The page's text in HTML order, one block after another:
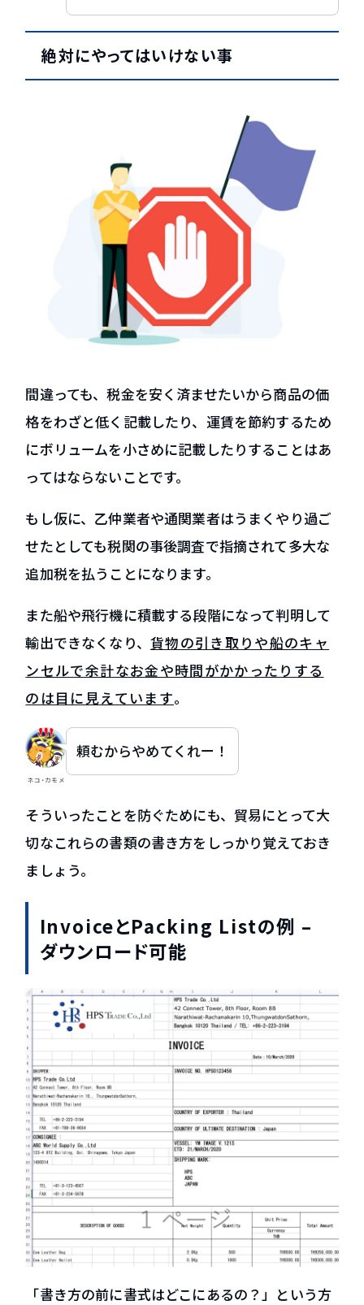
絶対にやってはいけない事
間違っても、税金を安く済ませたいから商品の価
格をわざと低く記載したり、運賃を節約するため
にボリュームを小さめに記載したりすることはあ
ってはならないことです。
もし仮に、乙仲業者や通関業者はうまくやり過ご
せたとしても税関の事後調査で指摘されて多大な
追加税を払うことになります。
また船や飛行機に積載する段階になって判明して
輸出できなくなり、 貨物の引き取りや船のキャ
ンセルで余計なお金や時間がかかったりする
のは目に見えています。
ネコ・カモメ
頼むからやめてくれー！
そういったことを防ぐためにも、貿易にとって大
切なこれらの書類の書き方をしっかり覚えておき
ましょう。
InvoiceとPacking Listの例 –
ダウンロード可能
「書き方の前に書式はどこにあるの？」という方